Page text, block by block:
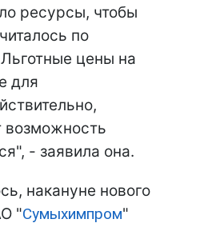
ресурсы, чтобы
по
цены на
для
возможность
- заявила она.
накануне нового
"Сумыхимпром"